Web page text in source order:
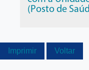
(Posto de
Imprimir Voltar